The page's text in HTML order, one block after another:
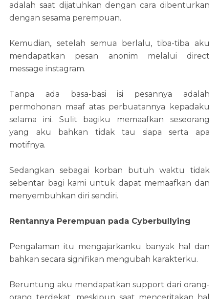
adalah saat dijatuhkan dengan cara dibenturkan
dengan sesama perempuan.
Kemudian, setelah semua berlalu, tiba-tiba aku
mendapatkan pesan anonim melalui direct
message instagram.
Tanpa ada basa-basi isi pesannya adalah
permohonan maaf atas perbuatannya kepadaku
selama ini. Sulit bagiku memaafkan seseorang
yang aku bahkan tidak tau siapa serta apa
motifnya.
Sedangkan sebagai korban butuh waktu tidak
sebentar bagi kami untuk dapat memaafkan dan
menyembuhkan diri sendiri.
Rentannya Perempuan pada Cyberbullying
Pengalaman itu mengajarkanku banyak hal dan
bahkan secara signifikan mengubah karakterku.
Beruntung aku mendapatkan support dari orang-